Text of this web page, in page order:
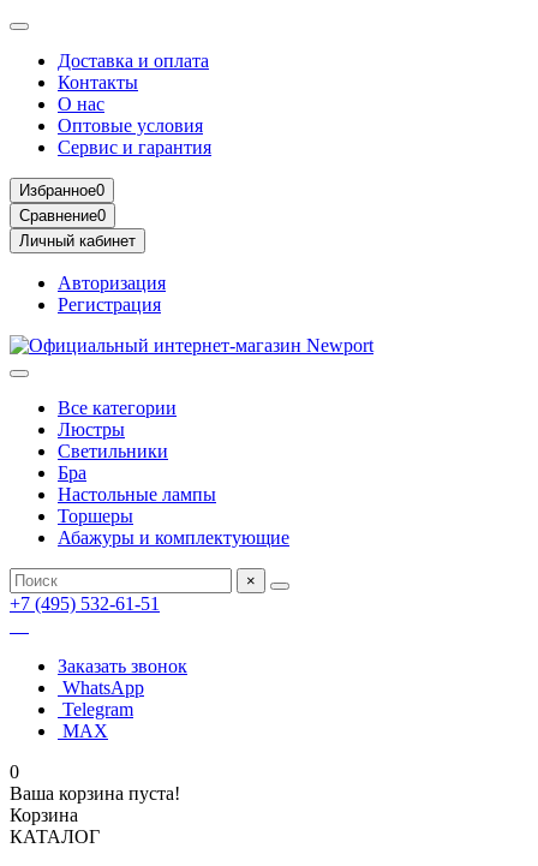
Доставка и оплата
Контакты
О нас
Оптовые условия
Сервис и гарантия
Избранное0
Сравнение0
Личный кабинет
Авторизация
Регистрация
Все категории
Люстры
Светильники
Бра
Настольные лампы
Торшеры
Абажуры и комплектующие
×
+7 (495) 532-61-51
Заказать звонок
WhatsApp
Telegram
MAX
0
Ваша корзина пуста!
Корзина
КАТАЛОГ